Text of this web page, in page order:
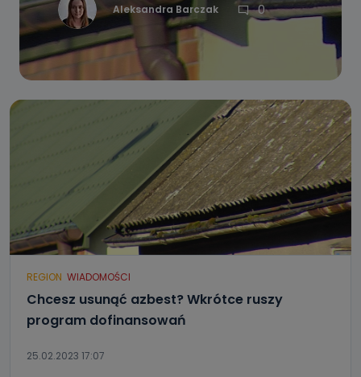
Aleksandra Barczak 0
REGION WIADOMOŚCI
Chcesz usunąć azbest? Wkrótce ruszy
program dofinansowań
25.02.2023 17:07